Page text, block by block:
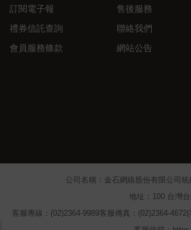
訂閱電子報
禮券信託查詢
會員服務條款
售後服務
聯絡我們
網站公告
公司名稱：金石網絡股份有限公司 統
地址：100 台灣
客服專線：(02)2364-9989客服傳真：(02)2364-4672(